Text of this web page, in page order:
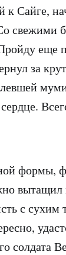
Сайге,
свежими
еще
за
формы,
вытащил
с сухим
солдата